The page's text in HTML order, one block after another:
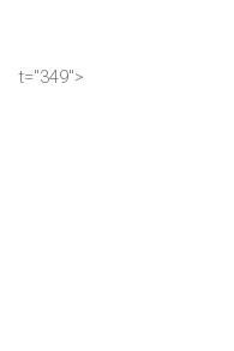
t="349">